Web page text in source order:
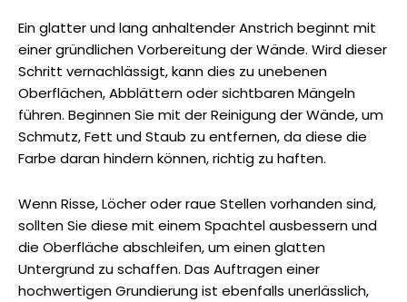
Ein glatter und lang anhaltender Anstrich beginnt mit
einer gründlichen Vorbereitung der Wände. Wird dieser
Schritt vernachlässigt, kann dies zu unebenen
Oberflächen, Abblättern oder sichtbaren Mängeln
führen. Beginnen Sie mit der Reinigung der Wände, um
Schmutz, Fett und Staub zu entfernen, da diese die
Farbe daran hindern können, richtig zu haften.
Wenn Risse, Löcher oder raue Stellen vorhanden sind,
sollten Sie diese mit einem Spachtel ausbessern und
die Oberfläche abschleifen, um einen glatten
Untergrund zu schaffen. Das Auftragen einer
hochwertigen Grundierung ist ebenfalls unerlässlich,